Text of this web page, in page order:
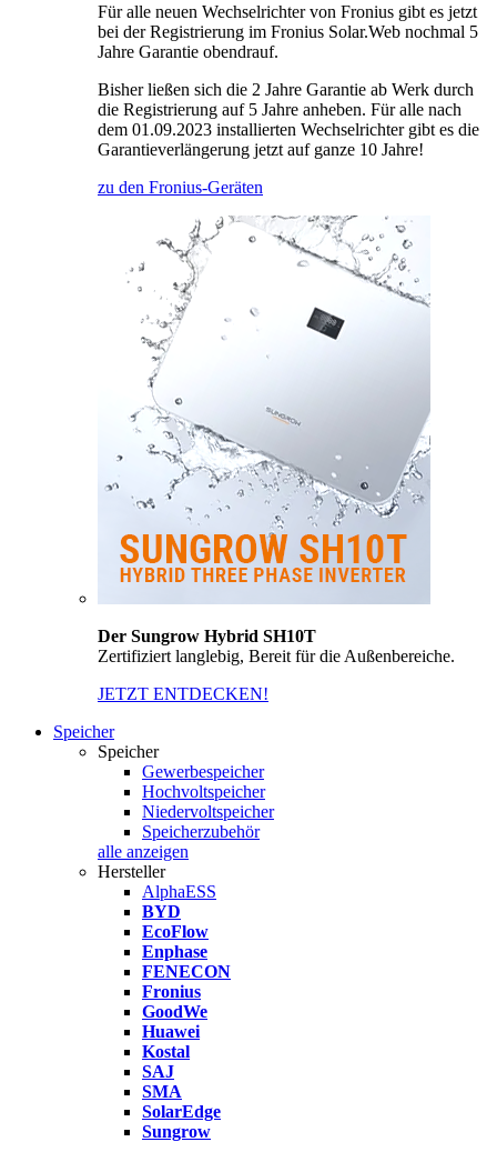
Für alle neuen Wechselrichter von Fronius gibt es jetzt
bei der Registrierung im Fronius Solar.Web nochmal 5
Jahre Garantie obendrauf.
Bisher ließen sich die 2 Jahre Garantie ab Werk durch
die Registrierung auf 5 Jahre anheben. Für alle nach
dem 01.09.2023 installierten Wechselrichter gibt es die
Garantieverlängerung jetzt auf ganze 10 Jahre!
zu den Fronius-Geräten
Der Sungrow Hybrid SH10T
Zertifiziert langlebig, Bereit für die Außenbereiche.
JETZT ENTDECKEN!
Speicher
Speicher
Gewerbespeicher
Hochvoltspeicher
Niedervoltspeicher
Speicherzubehör
alle anzeigen
Hersteller
AlphaESS
BYD
EcoFlow
Enphase
FENECON
Fronius
GoodWe
Huawei
Kostal
SAJ
SMA
SolarEdge
Sungrow